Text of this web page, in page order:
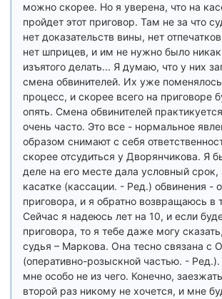
можно скорее. Но я уверена, что на
пройдет этот приговор. Там не за что
нет доказательств вины, нет
нет шприцев, и им не нужно было
изъятого делать... Я думаю, что у них
смена обвинителей. Их уже
процесс, и скорее всего на приговоре
опять. Смена обвинителей
очень часто. Это все - нормальное
образом снимают с себя
скорее отсудиться у Дворянчикова. Я
деле на его месте дала условный срок,
касатке (кассации. - Ред.) обвинения -
приговора, и я обратно возвращаюсь в
Сейчас я надеюсь лет на 10, и если
приговора, то я тебе даже могу
судья – Маркова. Она тесно связана с
(оперативно-розыскной частью. - Ред.).
мне особо не из чего. Конечно,
второй раз никому не хочется, и мне